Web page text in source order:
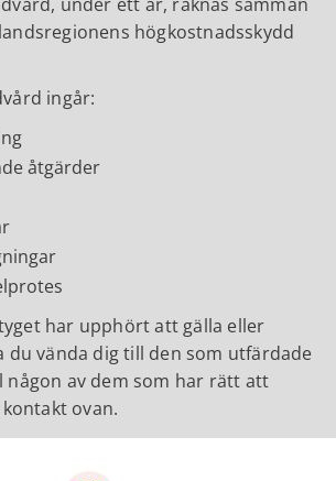
högkostnadsskydd
ingår:
åtgärder
har upphört att gälla eller
du vända dig till den som utfärdade
av dem som har rätt att
ovan.